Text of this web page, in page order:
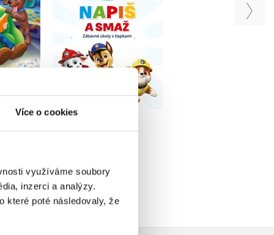
Více o cookies
využíváme soubory
inzerci a analýzy.
které poté následovaly, že
179 Kč
Kolektiv Kolektiv